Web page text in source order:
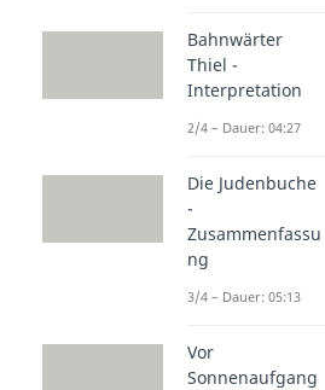
Bahnwärter
Thiel -
Interpretation
2/4 – Dauer: 04:27
Die Judenbuche
-
Zusammenfassu
ng
3/4 – Dauer: 05:13
Vor
Sonnenaufgang